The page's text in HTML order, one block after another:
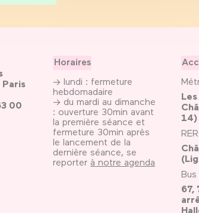
Paris
00
Horaires
→ lundi : fermeture
hebdomadaire
→ du mardi au dimanche
: ouverture 30min avant
la première séance et
fermeture 30min après
le lancement de la
dernière séance, se
reporter à notre agenda
14)
RER
Bus
67,